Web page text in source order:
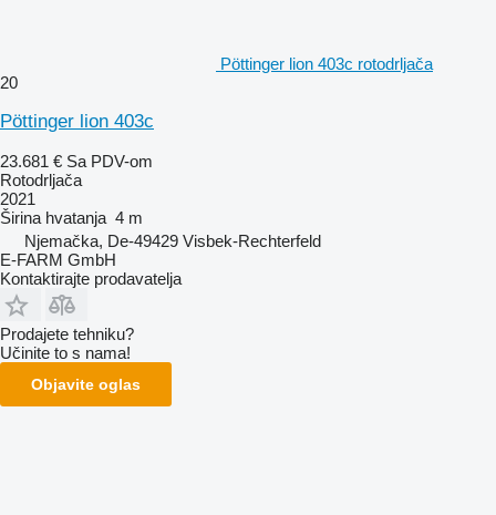
Pöttinger lion 403c rotodrljača
20
Pöttinger lion 403c
23.681 € Sa PDV-om
Rotodrljača
2021
Širina hvatanja 4 m
Njemačka, De-49429 Visbek-Rechterfeld
E-FARM GmbH
Kontaktirajte prodavatelja
Prodajete tehniku?
Učinite to s nama!
Objavite oglas